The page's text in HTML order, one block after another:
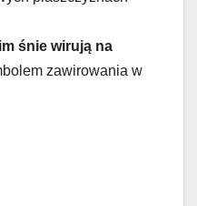
śnie wirują na
zawirowania w